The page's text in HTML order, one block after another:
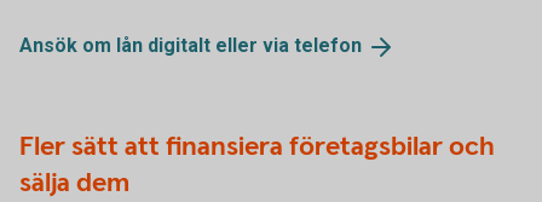
Ansök om lån digitalt eller via telefon
Fler sätt att finansiera företagsbilar och
sälja dem